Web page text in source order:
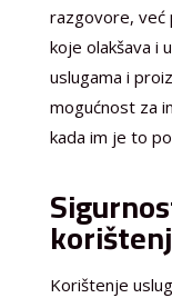
razgovore, već
koje olakšava i
uslugama i
mogućnost za
kada im je to
Korištenje